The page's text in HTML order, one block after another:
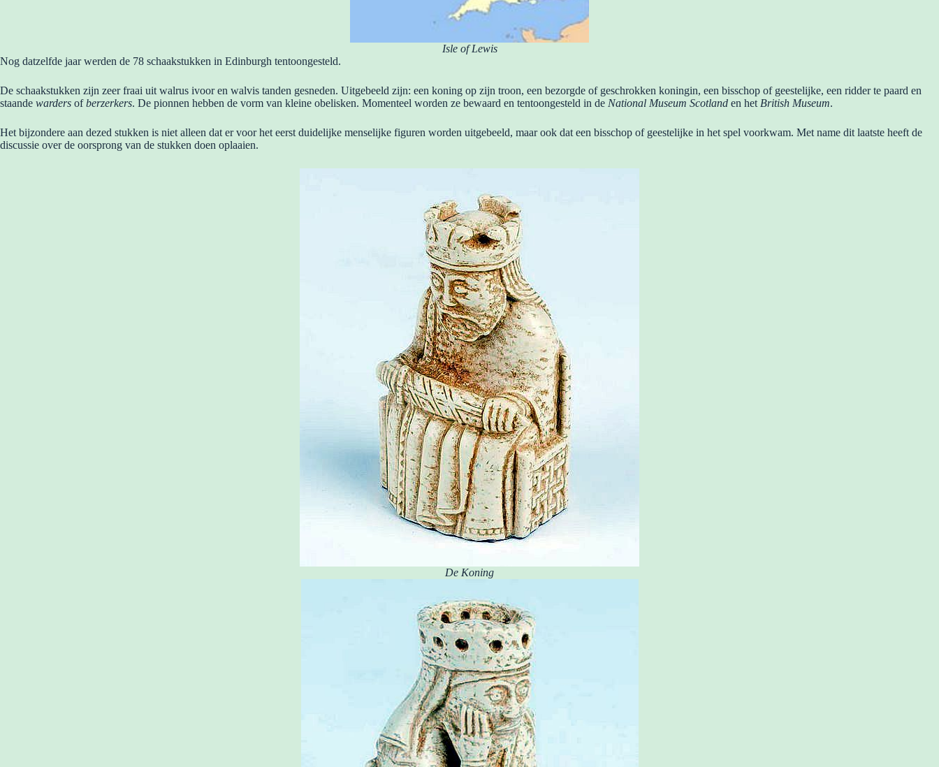
Isle of Lewis
Nog datzelfde jaar werden de 78 schaakstukken in Edinburgh tentoongesteld.
De schaakstukken zijn zeer fraai uit walrus ivoor en walvis tanden gesneden. Uitgebeeld zijn: een koning op zijn troon, een bezorgde of geschrokken koningin, een bisschop of geestelijke, een ridder te paard en
staande warders ofberzerkers. De pionnen hebben de vorm van kleine obelisken. Momenteel worden ze bewaard en tentoongesteld in de National Museum Scotland en het British Museum.
Het bijzondere aan dezed stukken is niet alleen dat er voor het eerst duidelijke menselijke figuren worden uitgebeeld, maar ook dat een bisschop of geestelijke in het spel voorkwam. Met name dit laatste heeft de
discussie over de oorsprong van de stukken doen oplaaien.
De Koning